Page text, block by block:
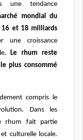
une tendance
mondial du
16 et 18 milliards
une croissance
Le rhum reste
plus consommé
compris le
Dans les
rhum fait partie
culturelle locale.